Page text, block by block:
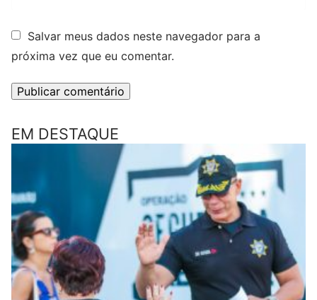
Salvar meus dados neste navegador para a
próxima vez que eu comentar.
EM DESTAQUE